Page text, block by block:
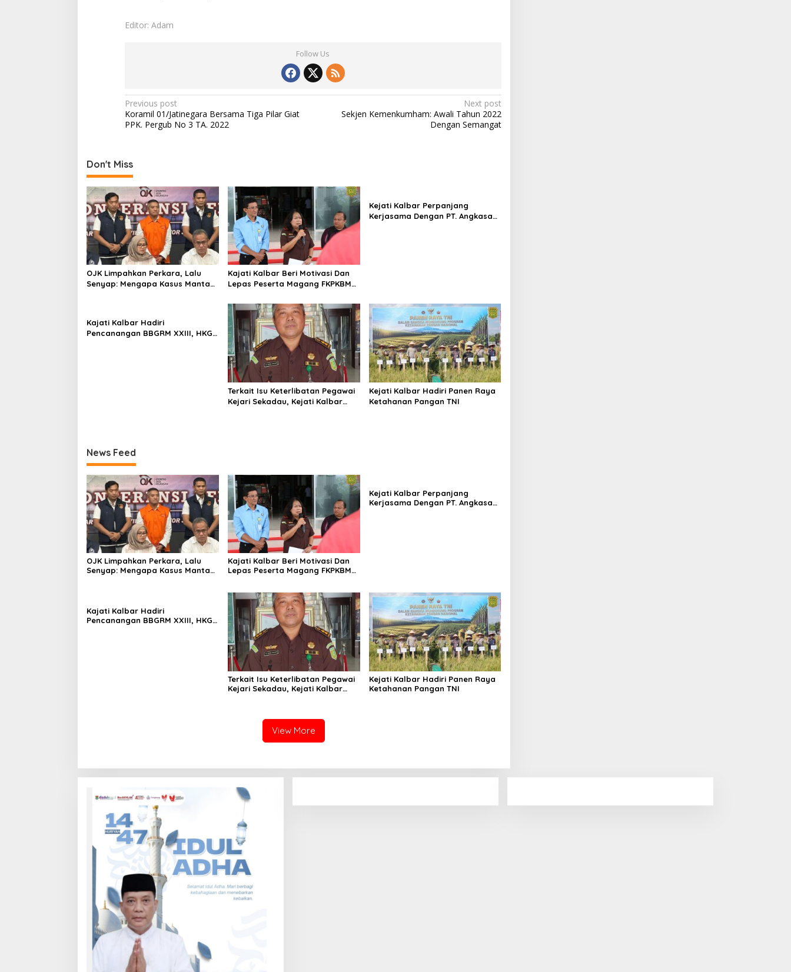
Editor: Adam
Follow Us
Post
navigation
Previous post
Koramil 01/Jatinegara Bersama Tiga Pilar Giat
PPK. Pergub No 3 TA. 2022
Next post
Sekjen Kemenkumham: Awali Tahun 2022
Dengan Semangat
Don't Miss
OJK Limpahkan Perkara, Lalu
Senyap: Mengapa Kasus Mantan
Kajati Kalbar Beri Motivasi Dan
Lepas Peserta Magang FKPKBM
Kejati Kalbar Perpanjang
Kerjasama Dengan PT. Angkasa
Kajati Kalbar Hadiri
Pencanangan BBGRM XXIII, HKG
Terkait Isu Keterlibatan Pegawai
Kejari Sekadau, Kejati Kalbar
Kejati Kalbar Hadiri Panen Raya
Ketahanan Pangan TNI
News Feed
OJK Limpahkan Perkara, Lalu
Senyap: Mengapa Kasus Mantan
Kajati Kalbar Beri Motivasi Dan
Lepas Peserta Magang FKPKBM
Kejati Kalbar Perpanjang
Kerjasama Dengan PT. Angkasa
Kajati Kalbar Hadiri
Pencanangan BBGRM XXIII, HKG
Terkait Isu Keterlibatan Pegawai
Kejari Sekadau, Kejati Kalbar
Kejati Kalbar Hadiri Panen Raya
Ketahanan Pangan TNI
View More